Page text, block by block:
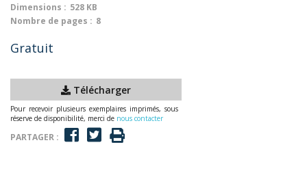
Dimensions : 528 KB
Nombre de pages : 8
Gratuit
Télécharger
Pour recevoir plusieurs exemplaires imprimés, sous
réserve de disponibilité, merci de nous contacter
PARTAGER :